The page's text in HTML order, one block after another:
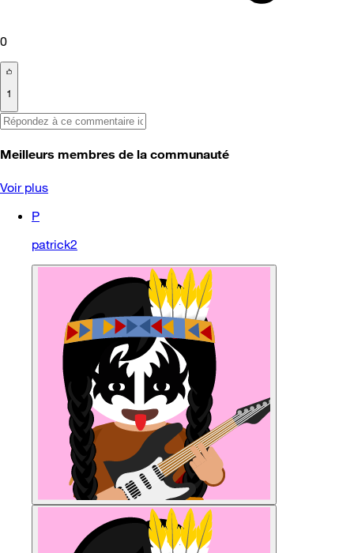
0
1
Meilleurs membres de la communauté
Voir plus
P
patrick2